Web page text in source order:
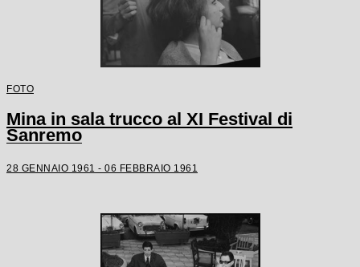
FOTO
Mina in sala trucco al XI Festival di
Sanremo
28 GENNAIO 1961 - 06 FEBBRAIO 1961